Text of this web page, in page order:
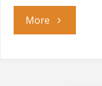
More"///